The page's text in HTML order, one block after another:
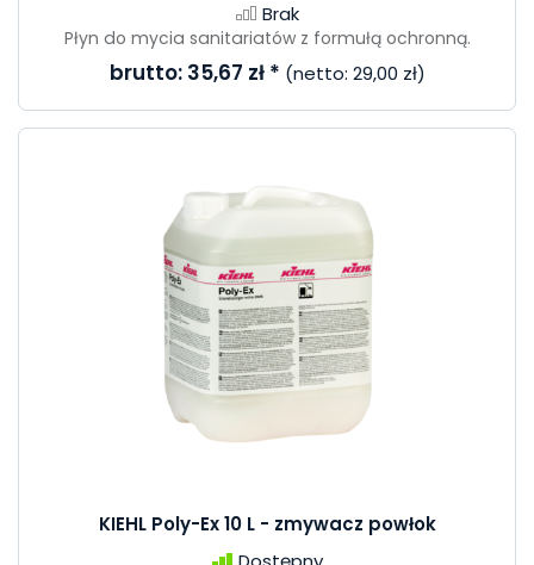
Brak
Płyn do mycia sanitariatów z formułą ochronną.
brutto: 35,67 zł* (netto: 29,00 zł)
KIEHL Poly-Ex 10 L - zmywacz powłok